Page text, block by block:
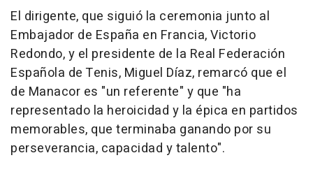
El dirigente, que siguió la ceremonia junto al
Embajador de España en Francia, Victorio
Redondo, y el presidente de la Real Federación
Española de Tenis, Miguel Díaz, remarcó que el
de Manacor es "un referente" y que "ha
representado la heroicidad y la épica en partidos
memorables, que terminaba ganando por su
perseverancia, capacidad y talento".